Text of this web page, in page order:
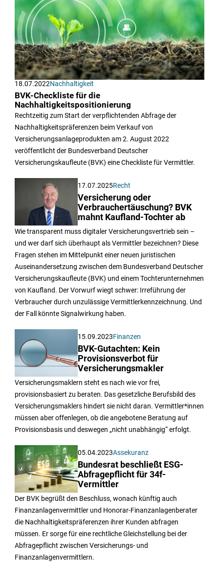
18.07.2022Nachhaltigkeit
BVK-Checkliste für die
Nachhaltigkeitspositionierung
Rechtzeitig zum Start der verpflichtenden Abfrage der
Nachhaltigkeitspräferenzen beim Verkauf von
Versicherungsanlageprodukten am 2. August 2022
veröffentlicht der Bundesverband Deutscher
Versicherungskaufleute (BVK) eine Checkliste für Vermittler.
17.07.2025Recht
Versicherung oder
Verbrauchertäuschung? BVK
mahnt Kaufland-Tochter ab
Wie transparent muss digitaler Versicherungsvertrieb sein –
und wer darf sich überhaupt als Vermittler bezeichnen? Diese
Fragen stehen im Mittelpunkt einer neuen juristischen
Auseinandersetzung zwischen dem Bundesverband Deutscher
Versicherungskaufleute (BVK) und einem Tochterunternehmen
von Kaufland. Der Vorwurf wiegt schwer: Irreführung der
Verbraucher durch unzulässige Vermittlerkennzeichnung. Und
der Fall könnte Signalwirkung haben.
15.09.2023Finanzen
BVK-Gutachten: Kein
Provisionsverbot für
Versicherungsmakler
Versicherungsmaklern steht es nach wie vor frei,
provisionsbasiert zu beraten. Das gesetzliche Berufsbild des
Versicherungsmaklers hindert sie nicht daran. Vermittler*innen
müssen aber offenlegen, ob die angebotene Beratung auf
Provisionsbasis und deswegen „nicht unabhängig“ erfolgt.
05.04.2023Assekuranz
Bundesrat beschließt ESG-
Abfragepflicht für 34f-
Vermittler
Der BVK begrüßt den Beschluss, wonach künftig auch
Finanzanlagenvermittler und Honorar-Finanzanlagenberater
die Nachhaltigkeitspräferenzen ihrer Kunden abfragen
müssen. Er sorge für eine rechtliche Gleichstellung bei der
Abfragepflicht zwischen Versicherungs- und
Finanzanlagenvermittlern.